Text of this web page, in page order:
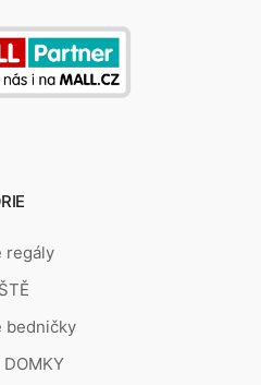
regály
bedničky
DOMKY